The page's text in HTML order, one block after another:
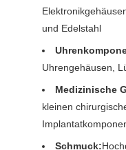
und Edelstahl
Uhrengehäusen,
Medizinische
kleinen
Schmuck: